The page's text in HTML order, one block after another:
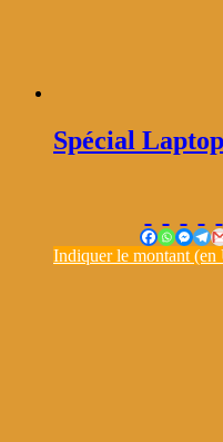
Spécial
Indiquer le montant (en